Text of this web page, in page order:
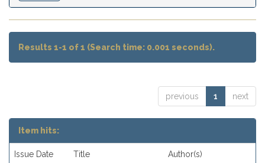
Results 1-1 of 1 (Search time: 0.001 seconds).
previous 1 next
Item hits:
Issue Date Title Author(s)